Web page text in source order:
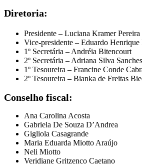
Diretoria:
Presidente – Luciana Kramer Pereira
Vice-presidente – Eduardo Henrique
1º Secretária – Andréia Bitencourt
2º Secretária – Adriana Silva Sanches
1º Tesoureira – Francine Conde
2º Tesoureira – Bianka de Freitas
Conselho fiscal:
Ana Carolina Acosta
Gabriela De Souza D’Andrea
Gigliola Casagrande
Maria Eduarda Miotto Araújo
Neli Miotto
Veridiane Gritzenco Caetano